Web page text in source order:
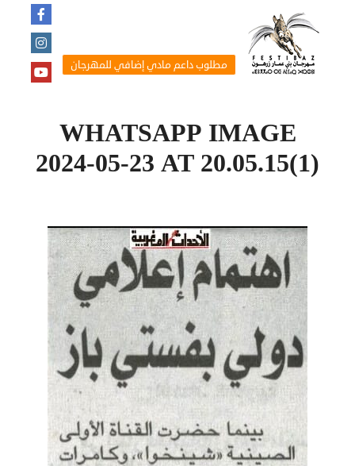
مطلوب داعم مادي إضافي للمهرجان
WHATSAPP IMAGE
2024-05-23 AT 20.05.15(1)